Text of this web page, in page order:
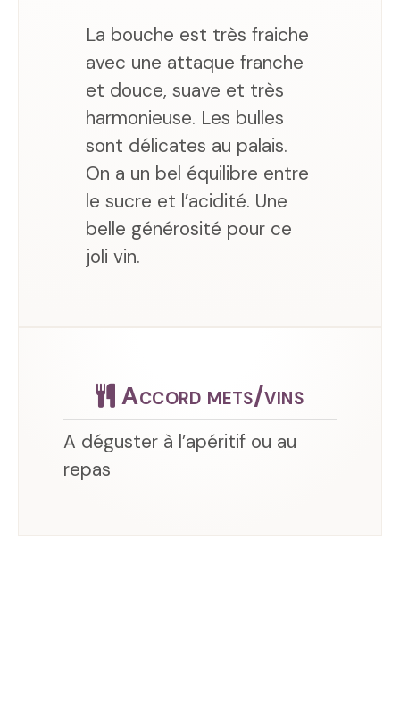
La bouche est très fraiche
avec une attaque franche
et douce, suave et très
harmonieuse. Les bulles
sont délicates au palais.
On a un bel équilibre entre
le sucre et l’acidité. Une
belle générosité pour ce
joli vin.
Accord mets/vins
A déguster à l’apéritif ou au
repas